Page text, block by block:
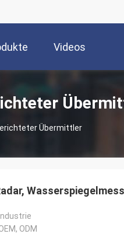
Videos
Übermittler
Industrie
ODM